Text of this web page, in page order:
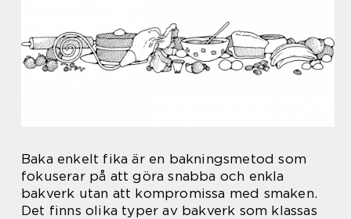
Baka enkelt fika är en bakningsmetod som
fokuserar på att göra snabba och enkla
bakverk utan att kompromissa med smaken.
Det finns olika typer av bakverk som klassas